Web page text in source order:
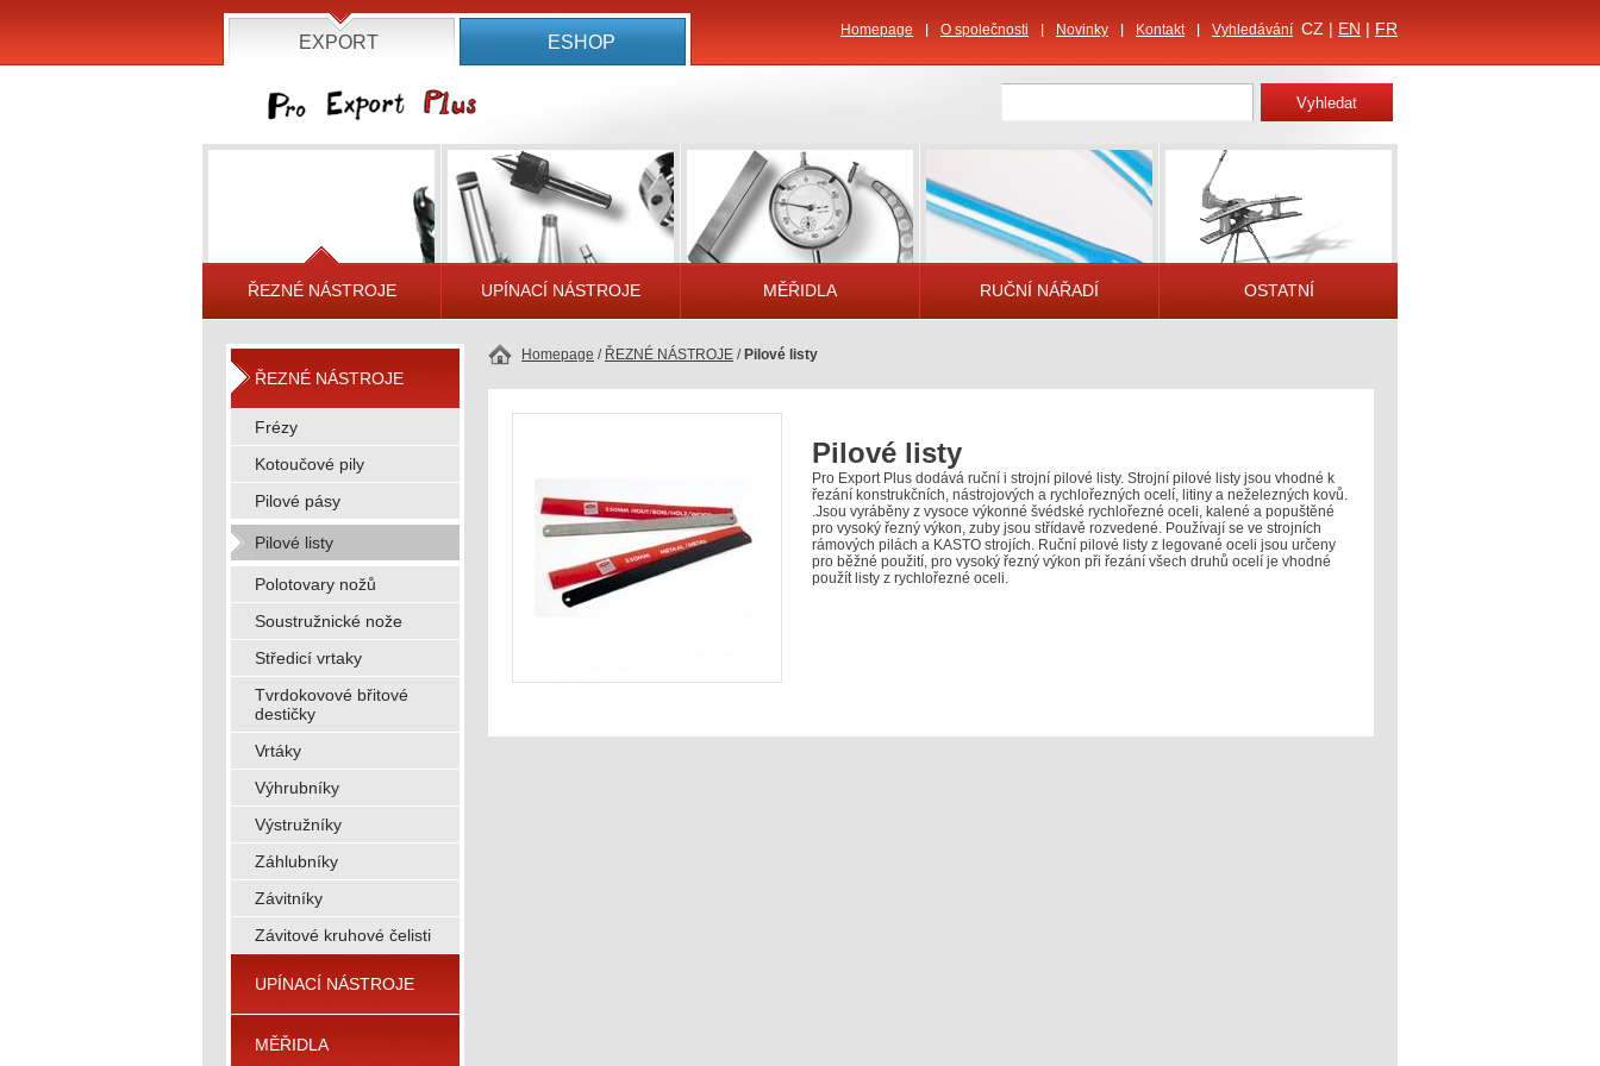
EXPORT ESHOP
Homepage O společnosti Novinky Kontakt Vyhledávání CZ | EN | FR
ŘEZNÉ NÁSTROJE UPÍNACÍ NÁSTROJE MĚŘIDLA RUČNÍ NÁŘADÍ OSTATNÍ
ŘEZNÉ NÁSTROJE
Frézy
Kotoučové pily
Pilové pásy
Pilové listy
Polotovary nožů
Soustružnické nože
Středicí vrtaky
Tvrdokovové břitové
destičky
Vrtáky
Výhrubníky
Výstružníky
Záhlubníky
Závitníky
Závitové kruhové čelisti
UPÍNACÍ NÁSTROJE
MĚŘIDLA
Homepage / ŘEZNÉ NÁSTROJE / Pilové listy
Pilové listy
Pro Export Plus dodává ruční i strojní pilové listy. Strojní pilové listy jsou vhodné k
řezání konstrukčních, nástrojových a rychlořezných ocelí, litiny a neželezných kovů.
.Jsou vyráběny z vysoce výkonné švédské rychlořezné oceli, kalené a popuštěné
pro vysoký řezný výkon, zuby jsou střídavě rozvedené. Používají se ve strojních
rámových pilách a KASTO strojích. Ruční pilové listy z legované oceli jsou určeny
pro běžné použití, pro vysoký řezný výkon při řezání všech druhů ocelí je vhodné
použít listy z rychlořezné oceli.